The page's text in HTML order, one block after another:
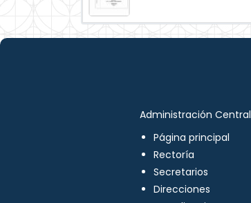
Administración Central
Página principal
Rectoría
Secretarios
Direcciones